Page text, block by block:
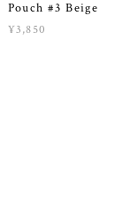
Pouch #3 Beige
¥3,850